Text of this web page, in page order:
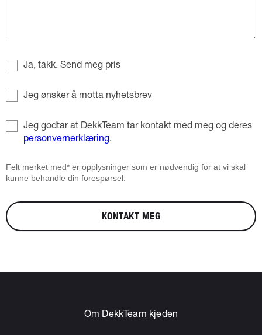
Ja, takk. Send meg pris
Jeg ønsker å motta nyhetsbrev
Jeg godtar at DekkTeam tar kontakt med meg og deres
personvernerklæring.
Felt merket med* er opplysninger som er nødvendig for at vi skal
kunne behandle din forespørsel.
KONTAKT MEG
Om DekkTeam kjeden